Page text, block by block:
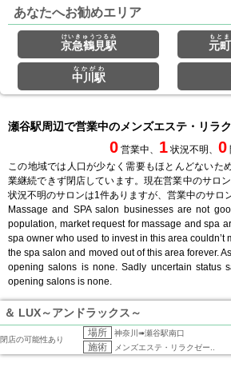
あなたへお勧めエリア
京急鶴見駅
けいきゅうつるみ
元
もと
中川駅
なかがわ
瀬谷駅周辺で営業中のメンズエステ・リラ
0 営業中、 1 状況不明、 0
この地域では人口が少なく需要もほとんどないた
業継続できず閉店しています。現在営業中のサロ
状況不明のサロンは1件ありますが、営業中のサロ
Massage and SPA salon businesses are not
population, market request for massage and spa
spa owner who used to invest in this area couldn’t
the spa salon and moved out of this area forever.
opening salons is none. Sadly uncertain status
opening salons is none.
＆ LUX～アンドラックス～
閉店の可能性あり
場所 神奈川➠瀬谷駅南口
施術 メンズエステ・リラクゼー..